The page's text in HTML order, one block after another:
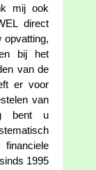
mij ook
direct
opvatting,
bij het
van de
er voor
van
bent u
1995